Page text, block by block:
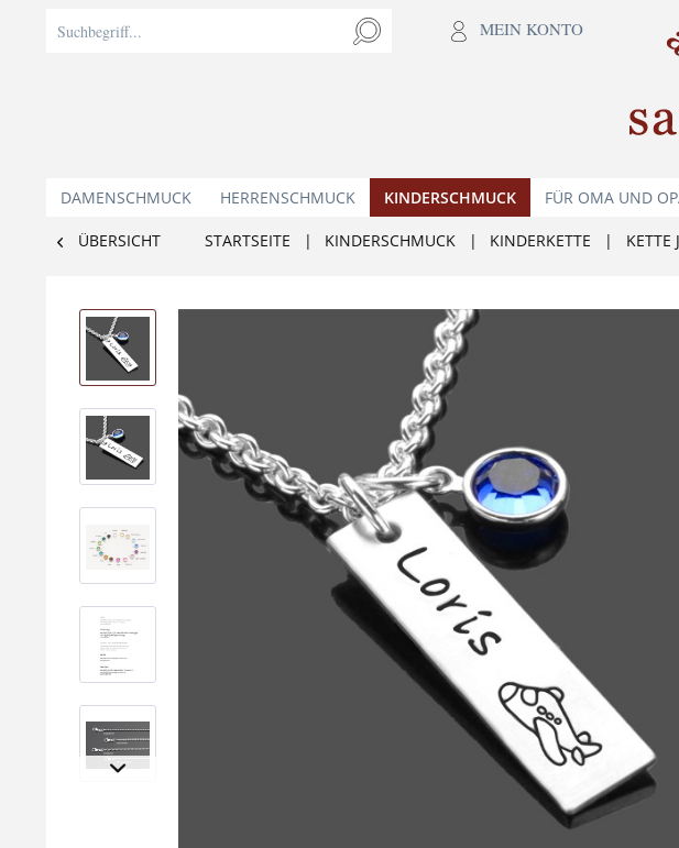
MEIN KONTO
DAMENSCHMUCK HERRENSCHMUCK KINDERSCHMUCK FÜR OMA UND
ÜBERSICHT STARTSEITE | KINDERSCHMUCK | KINDERKETTE | KETTE